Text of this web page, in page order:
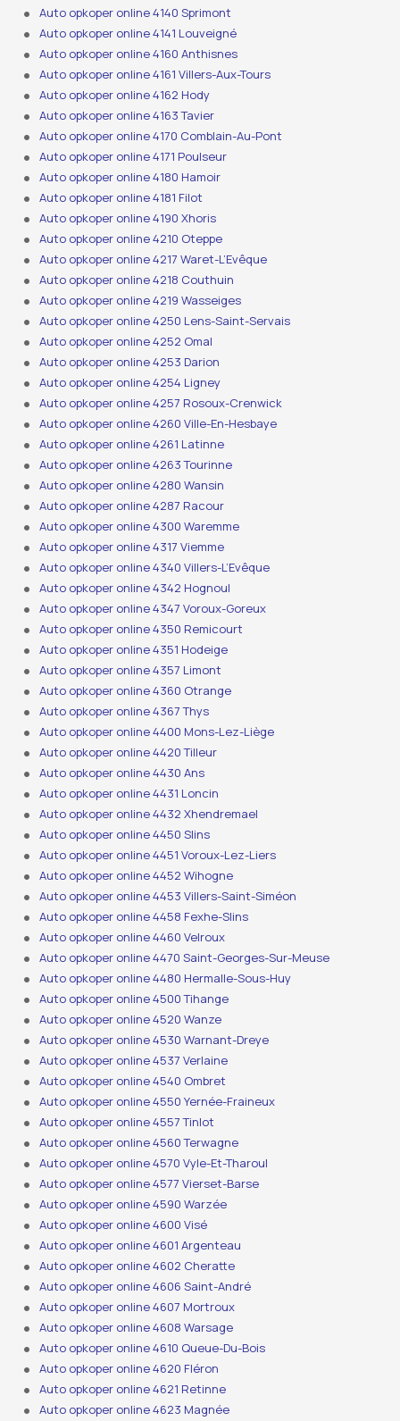
Auto opkoper online 4140 Sprimont
Auto opkoper online 4141 Louveigné
Auto opkoper online 4160 Anthisnes
Auto opkoper online 4161 Villers-Aux-Tours
Auto opkoper online 4162 Hody
Auto opkoper online 4163 Tavier
Auto opkoper online 4170 Comblain-Au-Pont
Auto opkoper online 4171 Poulseur
Auto opkoper online 4180 Hamoir
Auto opkoper online 4181 Filot
Auto opkoper online 4190 Xhoris
Auto opkoper online 4210 Oteppe
Auto opkoper online 4217 Waret-L’Evêque
Auto opkoper online 4218 Couthuin
Auto opkoper online 4219 Wasseiges
Auto opkoper online 4250 Lens-Saint-Servais
Auto opkoper online 4252 Omal
Auto opkoper online 4253 Darion
Auto opkoper online 4254 Ligney
Auto opkoper online 4257 Rosoux-Crenwick
Auto opkoper online 4260 Ville-En-Hesbaye
Auto opkoper online 4261 Latinne
Auto opkoper online 4263 Tourinne
Auto opkoper online 4280 Wansin
Auto opkoper online 4287 Racour
Auto opkoper online 4300 Waremme
Auto opkoper online 4317 Viemme
Auto opkoper online 4340 Villers-L’Evêque
Auto opkoper online 4342 Hognoul
Auto opkoper online 4347 Voroux-Goreux
Auto opkoper online 4350 Remicourt
Auto opkoper online 4351 Hodeige
Auto opkoper online 4357 Limont
Auto opkoper online 4360 Otrange
Auto opkoper online 4367 Thys
Auto opkoper online 4400 Mons-Lez-Liège
Auto opkoper online 4420 Tilleur
Auto opkoper online 4430 Ans
Auto opkoper online 4431 Loncin
Auto opkoper online 4432 Xhendremael
Auto opkoper online 4450 Slins
Auto opkoper online 4451 Voroux-Lez-Liers
Auto opkoper online 4452 Wihogne
Auto opkoper online 4453 Villers-Saint-Siméon
Auto opkoper online 4458 Fexhe-Slins
Auto opkoper online 4460 Velroux
Auto opkoper online 4470 Saint-Georges-Sur-Meuse
Auto opkoper online 4480 Hermalle-Sous-Huy
Auto opkoper online 4500 Tihange
Auto opkoper online 4520 Wanze
Auto opkoper online 4530 Warnant-Dreye
Auto opkoper online 4537 Verlaine
Auto opkoper online 4540 Ombret
Auto opkoper online 4550 Yernée-Fraineux
Auto opkoper online 4557 Tinlot
Auto opkoper online 4560 Terwagne
Auto opkoper online 4570 Vyle-Et-Tharoul
Auto opkoper online 4577 Vierset-Barse
Auto opkoper online 4590 Warzée
Auto opkoper online 4600 Visé
Auto opkoper online 4601 Argenteau
Auto opkoper online 4602 Cheratte
Auto opkoper online 4606 Saint-André
Auto opkoper online 4607 Mortroux
Auto opkoper online 4608 Warsage
Auto opkoper online 4610 Queue-Du-Bois
Auto opkoper online 4620 Fléron
Auto opkoper online 4621 Retinne
Auto opkoper online 4623 Magnée